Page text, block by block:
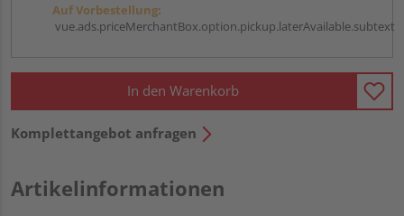
Auf Vorbestellung:
vue.ads.priceMerchantBox.option.pickup.laterAvailable.subtext
In den Warenkorb
Komplettangebot anfragen
Artikelinformationen